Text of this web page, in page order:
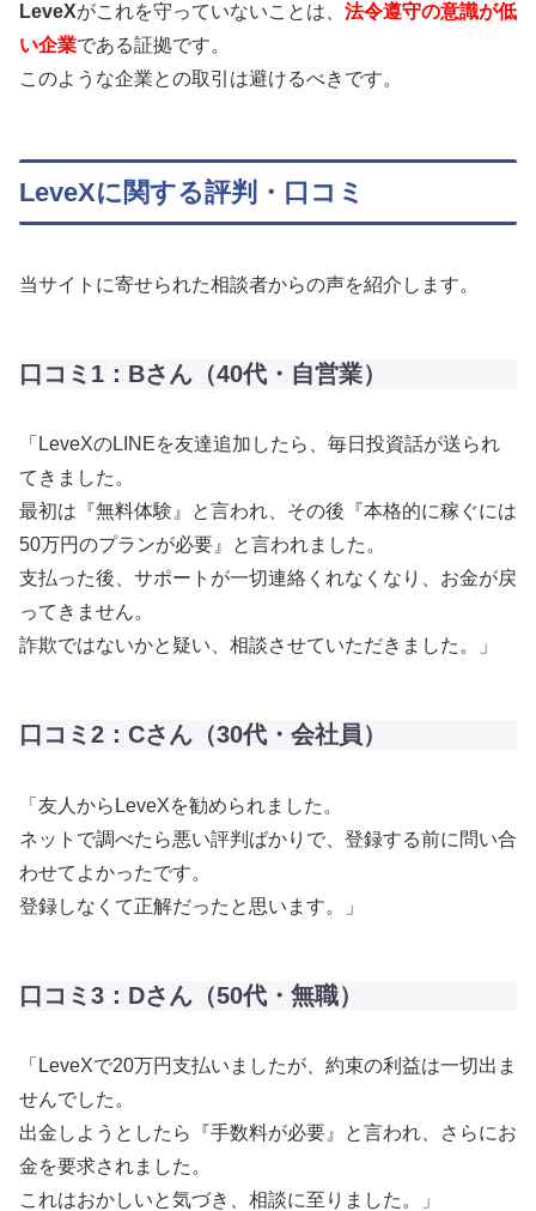
LeveXがこれを守っていないことは、 法令遵守の意識が低
い企業である証拠です。
このような企業との取引は避けるべきです。
LeveXに関する評判・口コミ
当サイトに寄せられた相談者からの声を紹介します。
口コミ1：Bさん（40代・自営業）
「LeveXのLINEを友達追加したら、毎日投資話が送られ
てきました。
最初は『無料体験』と言われ、その後『本格的に稼ぐには
50万円のプランが必要』と言われました。
支払った後、サポートが一切連絡くれなくなり、お金が戻
ってきません。
詐欺ではないかと疑い、相談させていただきました。」
口コミ2：Cさん（30代・会社員）
「友人からLeveXを勧められました。
ネットで調べたら悪い評判ばかりで、登録する前に問い合
わせてよかったです。
登録しなくて正解だったと思います。」
口コミ3：Dさん（50代・無職）
「LeveXで20万円支払いましたが、約束の利益は一切出ま
せんでした。
出金しようとしたら『手数料が必要』と言われ、さらにお
金を要求されました。
これはおかしいと気づき、相談に至りました。」